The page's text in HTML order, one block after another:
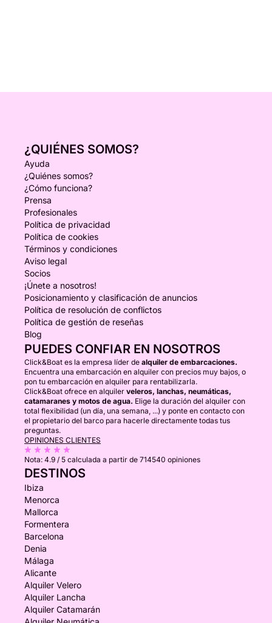
¿QUIÉNES SOMOS?
Ayuda
¿Quiénes somos?
¿Cómo funciona?
Prensa
Profesionales
Política de privacidad
Política de cookies
Términos y condiciones
Aviso legal
Socios
¡Únete a nosotros!
Posicionamiento y clasificación de anuncios
Política de resolución de conflictos
Política de gestión de reseñas
Blog
PUEDES CONFIAR EN NOSOTROS
Click&Boat es la empresa líder de alquiler de embarcaciones.
Encuentra una embarcación en alquiler con precios muy bajos, o
pon tu embarcación en alquiler para rentabilizarla.
Click&Boat ofrece en alquiler veleros, lanchas, neumáticas,
catamaranes y motos de agua. Elige la duración del alquiler con
total flexibilidad (un día, una semana, ...) y ponte en contacto con
el propietario del barco para hacerle directamente todas tus
preguntas.
OPINIONES CLIENTES
Nota: 4.9 / 5 calculada a partir de 714540 opiniones
DESTINOS
Ibiza
Menorca
Mallorca
Formentera
Barcelona
Denia
Málaga
Alicante
Alquiler Velero
Alquiler Lancha
Alquiler Catamarán